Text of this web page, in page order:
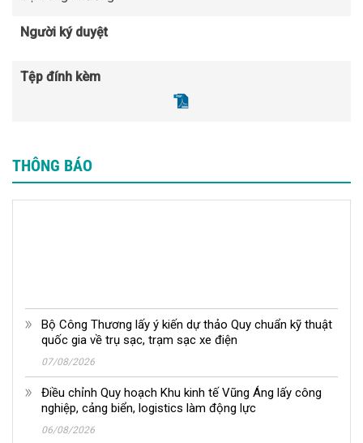
Người ký duyệt
Tệp đính kèm
THÔNG BÁO
Bộ Công Thương lấy ý kiến dự thảo Quy chuẩn kỹ thuật
quốc gia về trụ sạc, trạm sạc xe điện
07/08/2026
Điều chỉnh Quy hoạch Khu kinh tế Vũng Áng lấy công
nghiệp, cảng biển, logistics làm động lực
06/08/2026